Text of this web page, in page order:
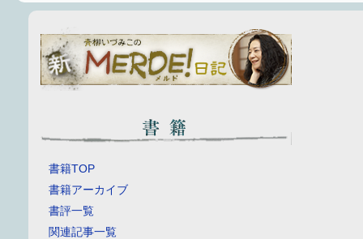
書籍TOP
書籍アーカイブ
書評一覧
関連記事一覧